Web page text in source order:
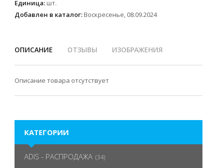
Единица: шт.
Добавлен в каталог: Воскресенье, 08.09.2024
ОПИСАНИЕ ОТЗЫВЫ ИЗОБРАЖЕНИЯ
Описание товара отсутствует
КАТЕГОРИИ
ADIS - РАСПРОДАЖА (34)